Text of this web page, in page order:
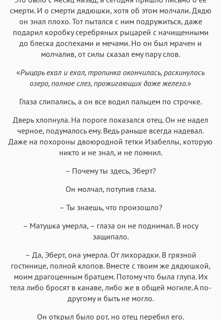
смерти. И о смерти дядюшки, хотя об этом молчали. Дядю
он знал плохо. Тот пытался с ним подружиться, даже
подарил коробку серебряных рыцарей с начищенными
до блеска доспехами и мечами. Но он был мрачен и
молчалив, от силы сказал ему пару слов.
«Рыцарь ехал и ехал, тропинка окончилась, раскинулось
озеро, полное слез, прожигающих даже железо.»
Глаза слипались, а он все водил пальцем по строчке.
Дверь хлопнула. На пороге показался отец. Он не надел
черное, подумалось ему. Ведь раньше всегда надевал.
Даже на похороны двоюродной тетки Изабеллы, которую
никто и не знал, и не помнил.
– Почему ты здесь, Эберт?
Он молчал, потупив глаза.
– Ты знаешь, что произошло?
– Матушка умерла, – глаза он не поднимал. В носу
защипало.
– Да, Эберт, она умерла. От лихорадки. В грязной
гостинице, полной клопов. Вместе с твоим же дядюшкой,
моим драгоценным братцем. Потому что была глупа. Их
тела либо бросят в канаве, либо же в общей могиле. А по-
другому и быть не могло.
Он открыл было рот, но отец перебил его.